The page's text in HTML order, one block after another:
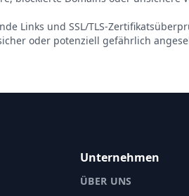
Links und SSL/TLS-
oder potenziell gefährlich
Unternehmen
ÜBER UNS